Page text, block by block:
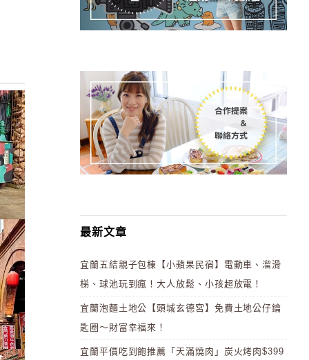
最新文章
宜蘭五結親子包棟【小蘋果民宿】電動車、溜滑
梯、球池玩到瘋！大人放鬆、小孩超放電！
宜蘭泡麵土地公【頭城玄德宮】免費土地公仔鑰
匙圈～財富幸福來！
宜蘭平價吃到飽推薦「天滿燒肉」炭火烤肉$399